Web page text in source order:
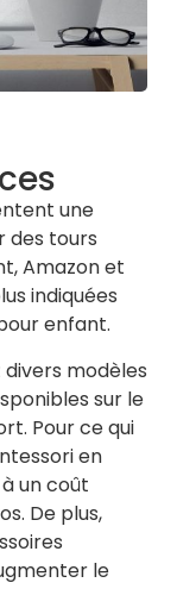
une
des tours
Amazon et
indiquées
enfant.
modèles
sur le
Pour ce qui
en
un coût
De plus,
le